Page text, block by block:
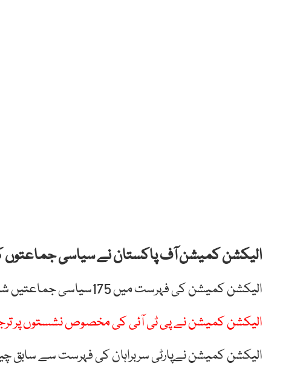
الیکشن کمیشن آف پاکستان نے سیاسی جماعتوں
الیکشن کمیشن کی فہرست میں 175سیاسی جماعتیں شامل ہیں۔
الیکشن کمیشن نے پی ٹی آئی کی مخصوص نشستوں پر
الیکشن کمیشن نےپارٹی سربراہان کی فہرست سے سابق